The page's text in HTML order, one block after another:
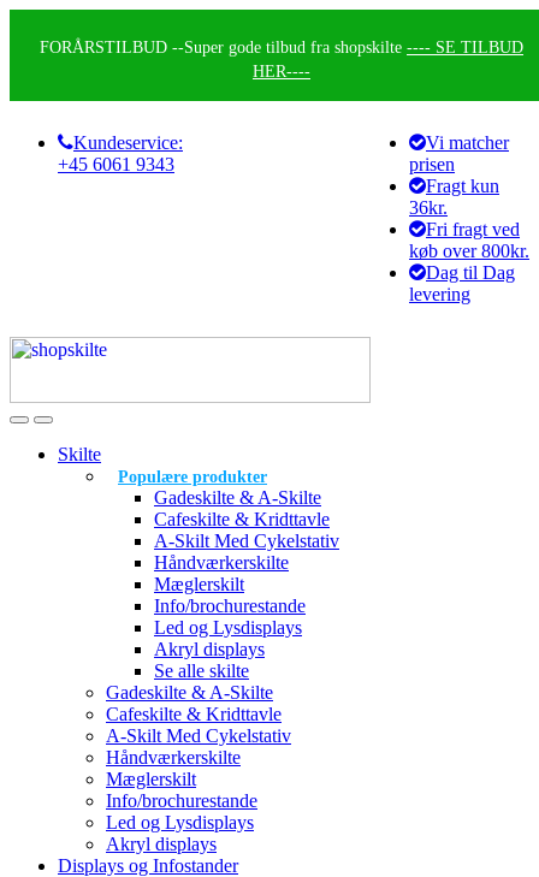
FORÅRSTILBUD --Super gode tilbud fra shopskilte ---- SE TILBUD
HER----
Kundeservice:
+45 6061 9343
Vi matcher
prisen
Fragt kun
36kr.
Fri fragt ved
køb over 800kr.
Dag til Dag
levering
Skilte
Populære produkter
Gadeskilte & A-Skilte
Cafeskilte & Kridttavle
A-Skilt Med Cykelstativ
Håndværkerskilte
Mæglerskilt
Info/brochurestande
Led og Lysdisplays
Akryl displays
Se alle skilte
Gadeskilte & A-Skilte
Cafeskilte & Kridttavle
A-Skilt Med Cykelstativ
Håndværkerskilte
Mæglerskilt
Info/brochurestande
Led og Lysdisplays
Akryl displays
Displays og Infostander